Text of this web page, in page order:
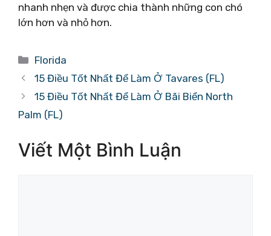
nhanh nhẹn và được chia thành những con chó
lớn hơn và nhỏ hơn.
Danh
mục
Florida
15 Điều Tốt Nhất Để Làm Ở Tavares (FL)
15 Điều Tốt Nhất Để Làm Ở Bãi Biển North
Palm (FL)
Viết Một Bình Luận